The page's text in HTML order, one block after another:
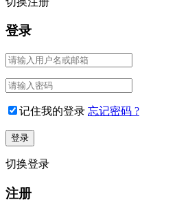
登录
记住我的登录 忘记密码 ?
切换登录
注册